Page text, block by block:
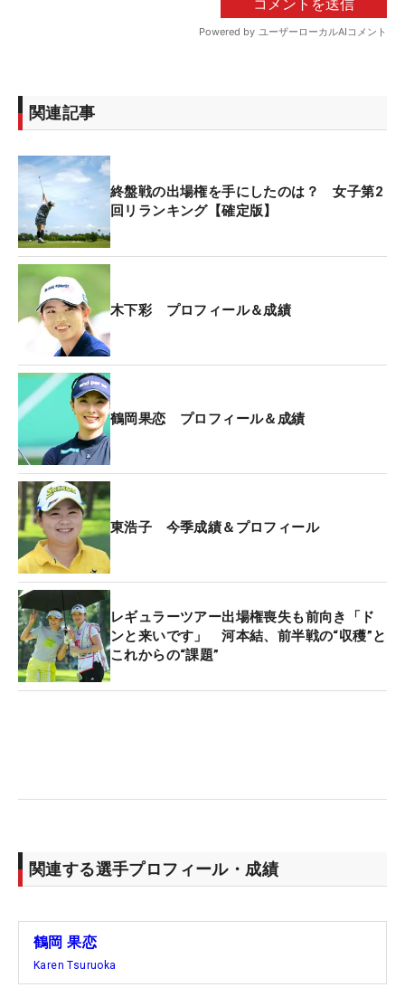
関連記事
終盤戦の出場権を手にしたのは？ 女子第2
回リランキング【確定版】
木下彩 プロフィール＆成績
鶴岡果恋 プロフィール＆成績
東浩子 今季成績＆プロフィール
レギュラーツアー出場権喪失も前向き「ド
ンと来いです」 河本結、前半戦の“収穫”と
これからの“課題”
関連する選手プロフィール・成績
鶴岡 果恋
Karen Tsuruoka